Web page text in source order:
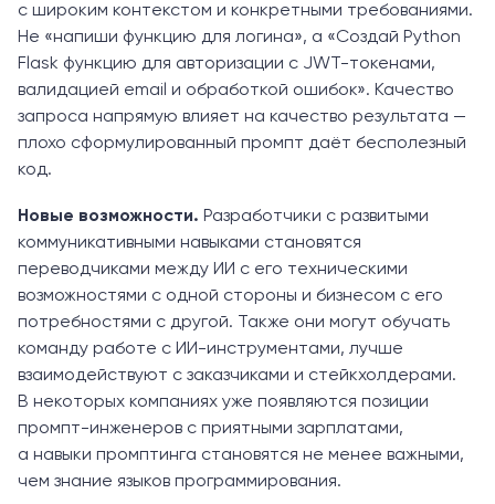
с широким контекстом и конкретными требованиями.
Не «напиши функцию для логина», а «Создай Python
Flask функцию для авторизации с JWT-токенами,
валидацией email и обработкой ошибок». Качество
запроса напрямую влияет на качество результата —
плохо сформулированный промпт даёт бесполезный
код.
Новые возможности. Разработчики с развитыми
коммуникативными навыками становятся
переводчиками между ИИ с его техническими
возможностями с одной стороны и бизнесом с его
потребностями с другой. Также они могут обучать
команду работе с ИИ-инструментами, лучше
взаимодействуют с заказчиками и стейкхолдерами.
В некоторых компаниях уже появляются позиции
промпт-инженеров с приятными зарплатами,
а навыки промптинга становятся не менее важными,
чем знание языков программирования.